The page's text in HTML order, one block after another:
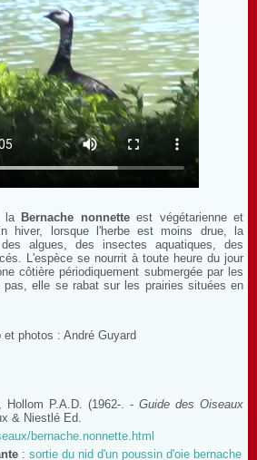
la Bernache nonnetteest végétarienne et
hiver, lorsque l'herbe est moins drue, la
algues, des insectes aquatiques, des
L'espèce se nourrit à toute heure du jour
côtière périodiquement submergée par les
elle se rabat sur les prairies situées en
et photos : André Guyard
Hollom P.A.D. (1962-. - Guide des Oiseaux
& Niestlé Ed.
bernache.nonnette.html
: sortie du nid d'un poussin d'oie bernache